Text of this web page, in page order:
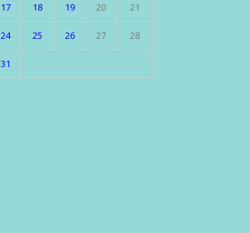
17 18 19 20 21
24 25 26 27 28
31